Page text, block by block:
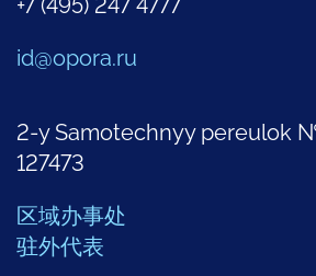
id@opora.ru
2-y Samotechnyy pereulok
127473
区域办事处
驻外代表